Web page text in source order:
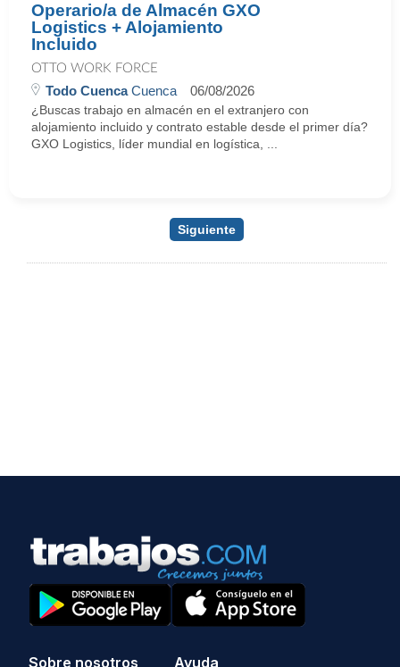
Operario/a de Almacén GXO
Logistics + Alojamiento
Incluido
OTTO WORK FORCE
Todo CuencaCuenca 06/08/2026
¿Buscas trabajo en almacén en el extranjero con
alojamiento incluido y contrato estable desde el primer día?
GXO Logistics, líder mundial en logística, ...
Siguiente
Sobre nosotros Ayuda